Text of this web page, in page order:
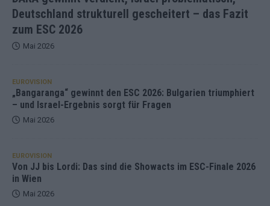
Deutschland strukturell gescheitert – das Fazit
zum ESC 2026
Mai 2026
EUROVISION
„Bangaranga“ gewinnt den ESC 2026: Bulgarien triumphiert
– und Israel-Ergebnis sorgt für Fragen
Mai 2026
EUROVISION
Von JJ bis Lordi: Das sind die Showacts im ESC-Finale 2026
in Wien
Mai 2026